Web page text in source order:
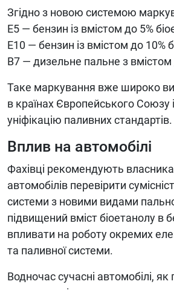
Згідно з новою системою
E5 — бензин із вмістом до 5%
E10 — бензин із вмістом до 10%
B7 — дизельне пальне з
Таке маркування вже широко
в країнах Європейського Союзу
уніфікацію паливних стандартів.
Вплив на автомобілі
Фахівці рекомендують
автомобілів перевірити
системи з новими видами
підвищений вміст біоетанолу в
впливати на роботу окремих
та паливної системи.
Водночас сучасні автомобілі,